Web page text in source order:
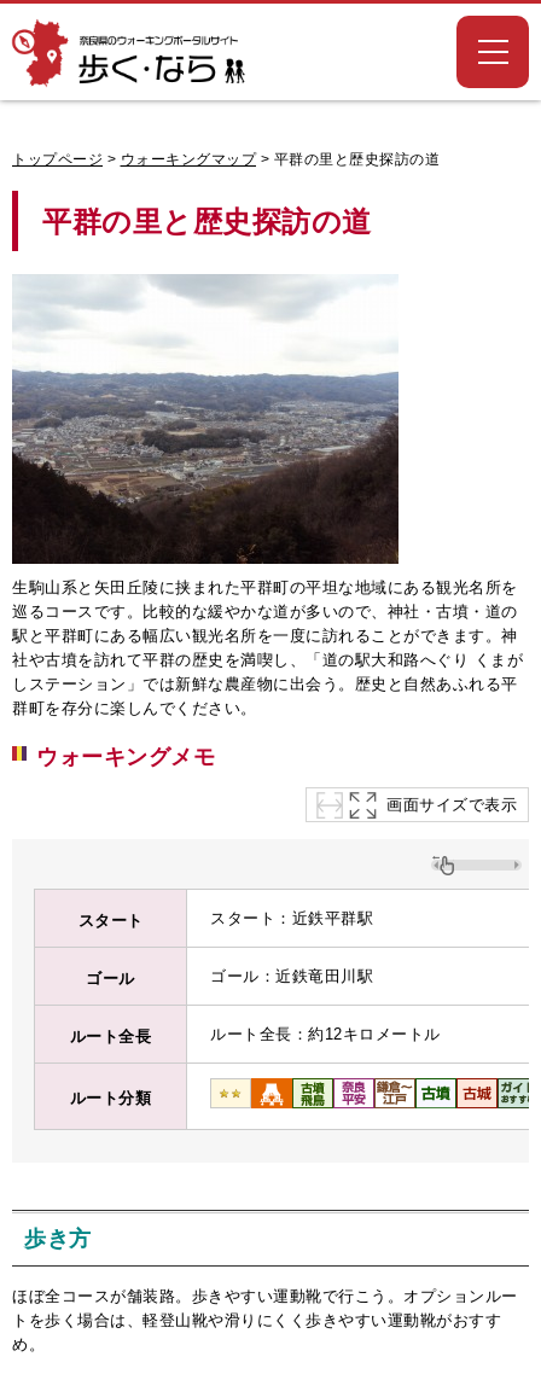
奈良県のウォー
キングポータル
サイト「歩く・
なら」
トップページ > ウォーキングマップ> 平群の里と歴史探訪の道
平群の里と歴史探訪の道
生駒山系と矢田丘陵に挟まれた平群町の平坦な地域にある観光名所を
巡るコースです。比較的な緩やかな道が多いので、神社・古墳・道の
駅と平群町にある幅広い観光名所を一度に訪れることができます。神
社や古墳を訪れて平群の歴史を満喫し、「道の駅大和路へぐり くまが
しステーション」では新鮮な農産物に出会う。歴史と自然あふれる平
群町を存分に楽しんでください。
ウォーキングメモ
画面サイズで表示
スタート スタート：近鉄平群駅
ゴール ゴール：近鉄竜田川駅
ルート全長 ルート全長：約12キロメートル
ルート分類
歩き方
ほぼ全コースが舗装路。歩きやすい運動靴で行こう。オプションルー
トを歩く場合は、軽登山靴や滑りにくく歩きやすい運動靴がおすす
め。